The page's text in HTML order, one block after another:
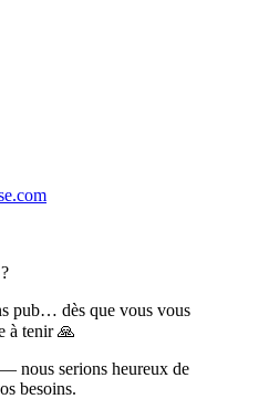
pub… dès que vous vous
à tenir 🙏
— nous serions heureux de
besoins.